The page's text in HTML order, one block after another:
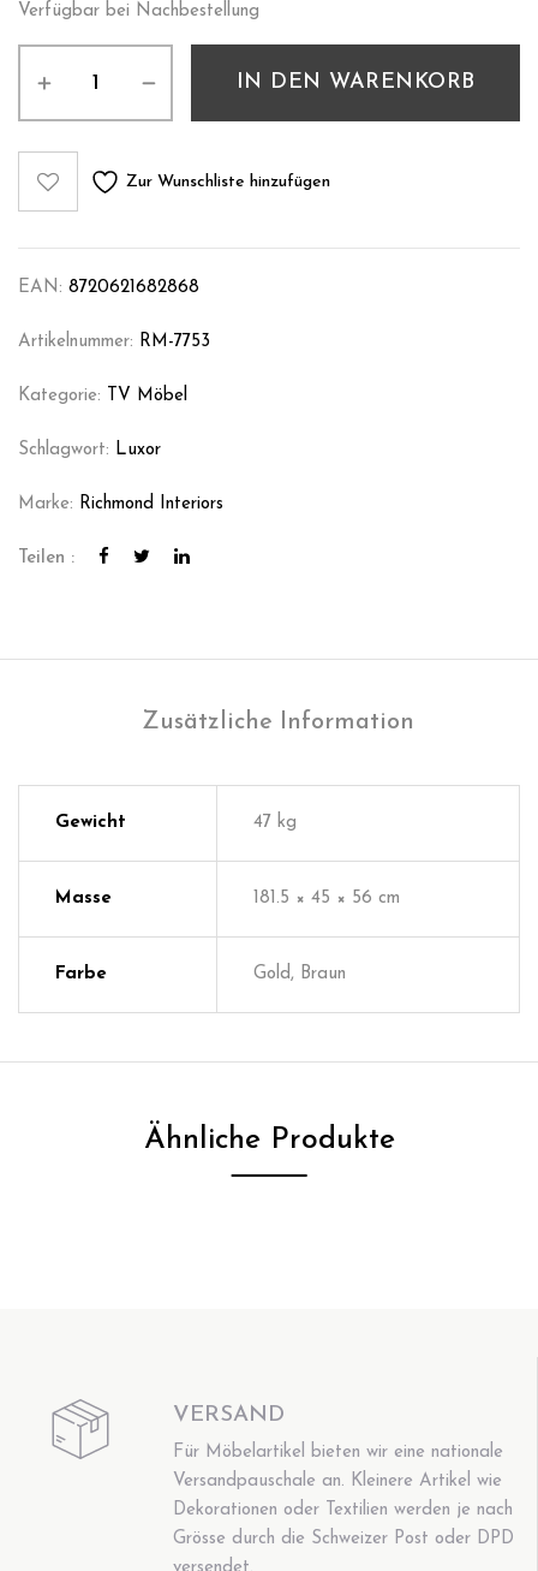
Verfügbar bei Nachbestellung
IN DEN WARENKORB
Zur Wunschliste hinzufügen
EAN: 8720621682868
Artikelnummer: RM-7753
Kategorie: TV Möbel
Schlagwort: Luxor
Marke: Richmond Interiors
Teilen :
Zusätzliche Information
Gewicht 47 kg
Masse 181.5 × 45 × 56 cm
Farbe Gold, Braun
Ähnliche Produkte
VERSAND
Für Möbelartikel bieten wir eine nationale
Versandpauschale an. Kleinere Artikel wie
Dekorationen oder Textilien werden je nach
Grösse durch die Schweizer Post oder DPD